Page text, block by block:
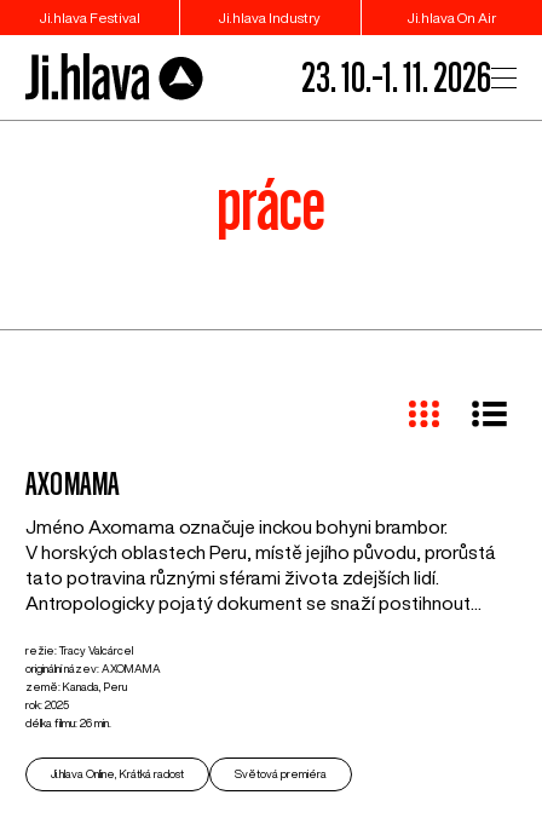
Ji.hlava Festival Ji.hlava Industry Ji.hlava On Air
23. 10.–1. 11. 2026
práce
AXOMAMA
Jméno Axomama označuje inckou bohyni brambor.
V horských oblastech Peru, místě jejího původu, prorůstá
tato potravina různými sférami života zdejších lidí.
Antropologicky pojatý dokument se snaží postihnout...
režie: Tracy Valcárcel
originální název: AXOMAMA
země: Kanada, Peru
rok: 2025
délka filmu: 26 min.
Ji.hlava Online, Krátká radost Světová premiéra